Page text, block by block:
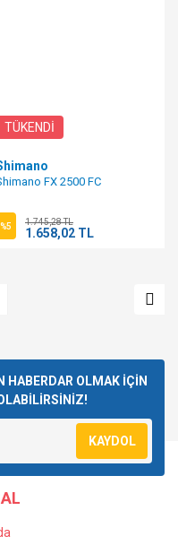
TÜKENDİ
FX 2500 FC
%5 1.745,28 TL
1.658,02 TL
HABERDAR OLMAK İÇİN
KAYDOL